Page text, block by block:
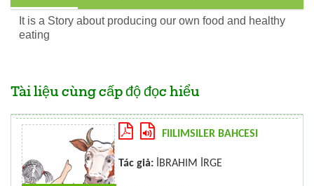
It is a Story about producing our own food and healthy
eating
Tài liệu cùng cấp độ đọc hiểu
FIILIMSILER BAHCESI
Tác giả: İBRAHIM İRGE